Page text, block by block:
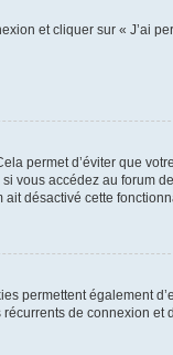
et cliquer sur « J’ai
permet d’éviter que
vous accédez au forum
ait désactivé cette
permettent également
de connexion et